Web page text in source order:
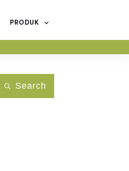
PRODUK
Search